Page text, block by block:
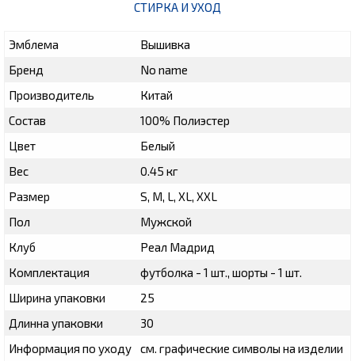
СТИРКА И УХОД
Эмблема
Вышивка
Бренд
No name
Производитель
Китай
Состав
100% Полиэстер
Цвет
Белый
Вес
0.45 кг
Размер
S, M, L, XL, XXL
Пол
Мужской
Клуб
Реал Мадрид
Комплектация
футболка - 1 шт., шорты - 1 шт.
Ширина упаковки
25
Длинна упаковки
30
Информация по уходу
см. графические символы на изделии